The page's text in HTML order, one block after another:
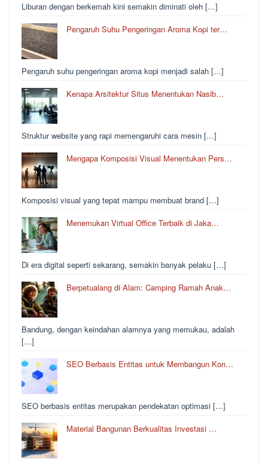
Liburan dengan berkemah kini semakin diminati oleh […]
Pengaruh Suhu Pengeringan Aroma Kopi ter…
Pengaruh suhu pengeringan aroma kopi menjadi salah […]
Kenapa Arsitektur Situs Menentukan Nasib…
Struktur website yang rapi memengaruhi cara mesin […]
Mengapa Komposisi Visual Menentukan Pers…
Komposisi visual yang tepat mampu membuat brand […]
Menemukan Virtual Office Terbaik di Jaka…
Di era digital seperti sekarang, semakin banyak pelaku […]
Berpetualang di Alam: Camping Ramah Anak…
Bandung, dengan keindahan alamnya yang memukau, adalah
[…]
SEO Berbasis Entitas untuk Membangun Kon…
SEO berbasis entitas merupakan pendekatan optimasi […]
Material Bangunan Berkualitas Investasi …